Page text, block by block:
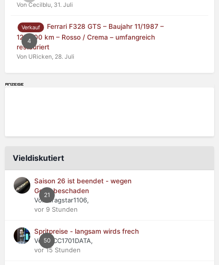
Von Cecilblu, 31. Juli
4
Verkauf
Ferrari F328 GTS – Baujahr 11/1987 –
125.000 km – Rosso / Crema – umfangreich
restauriert
Von URicken, 28. Juli
Vieldiskutiert
21
Saison 26 ist beendet - wegen
Getriebeschaden
Von dragstar1106,
vor 9 Stunden
50
Spritpreise - langsam wirds frech
Von NCC1701DATA,
vor 15 Stunden